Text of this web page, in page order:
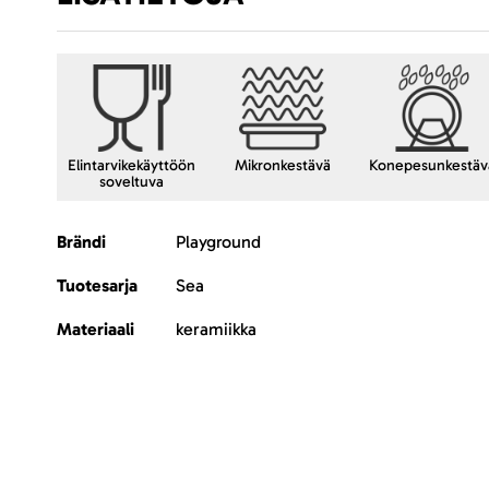
Elintarvikekäyttöön
soveltuva
Mikronkestävä
Lisätietoja
Brändi Playground
Tuotesarja Sea
Materiaali keramiikka